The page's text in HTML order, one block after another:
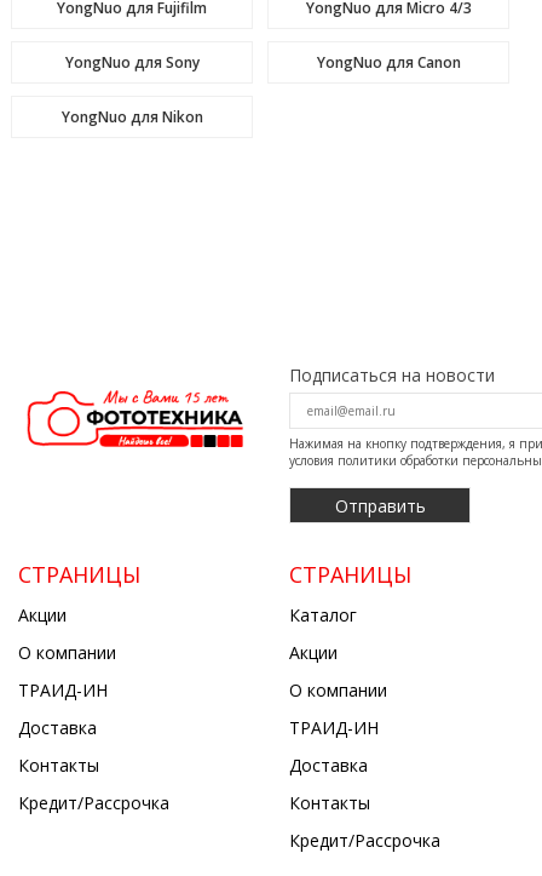
YongNuo для Fujifilm YongNuo для Micro 4/3
YongNuo для Sony YongNuo для Canon
YongNuo для Nikon
Подписаться на новости
Нажимая на кнопку подтверждения, я
условия политики обработки
СТРАНИЦЫ
Акции
О компании
ТРАИД-ИН
Доставка
Контакты
Кредит/Рассрочка
СТРАНИЦЫ
Каталог
Акции
О компании
ТРАИД-ИН
Доставка
Контакты
Кредит/Рассрочка